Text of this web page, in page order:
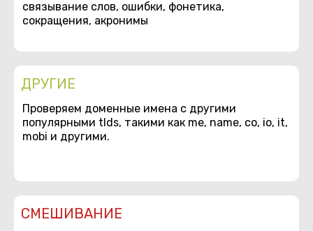
связывание слов, ошибки, фонетика,
сокращения, акронимы
ДРУГИЕ
Проверяем доменные имена с другими
популярными tlds, такими как me, name, co, io, it,
mobi и другими.
СМЕШИВАНИЕ